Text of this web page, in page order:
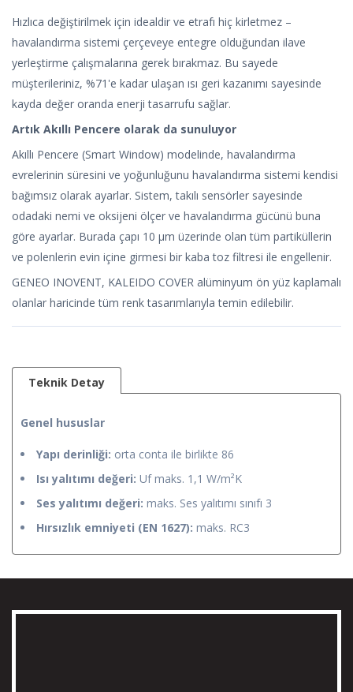
Hızlıca değiştirilmek için idealdir ve etrafı hiç kirletmez –
havalandırma sistemi çerçeveye entegre olduğundan ilave
yerleştirme çalışmalarına gerek bırakmaz. Bu sayede
müşterileriniz, %71'e kadar ulaşan ısı geri kazanımı sayesinde
kayda değer oranda enerji tasarrufu sağlar.
Artık Akıllı Pencere olarak da sunuluyor
Akıllı Pencere (Smart Window) modelinde, havalandırma
evrelerinin süresini ve yoğunluğunu havalandırma sistemi kendisi
bağımsız olarak ayarlar. Sistem, takılı sensörler sayesinde
odadaki nemi ve oksijeni ölçer ve havalandırma gücünü buna
göre ayarlar. Burada çapı 10 μm üzerinde olan tüm partiküllerin
ve polenlerin evin içine girmesi bir kaba toz filtresi ile engellenir.
GENEO INOVENT, KALEIDO COVER alüminyum ön yüz kaplamalı
olanlar haricinde tüm renk tasarımlarıyla temin edilebilir.
Teknik Detay
Genel hususlar
Yapı derinliği: orta conta ile birlikte 86
Isı yalıtımı değeri: Uf maks. 1,1 W/m²K
Ses yalıtımı değeri: maks. Ses yalıtımı sınıfı 3
Hırsızlık emniyeti (EN 1627): maks. RC3